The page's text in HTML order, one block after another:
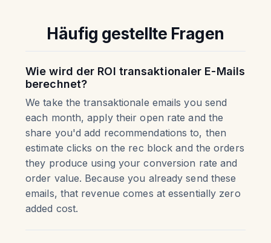
Häufig gestellte Fragen
Wie wird der ROI transaktionaler E-Mails
berechnet?
We take the transaktionale emails you send
each month, apply their open rate and the
share you'd add recommendations to, then
estimate clicks on the rec block and the orders
they produce using your conversion rate and
order value. Because you already send these
emails, that revenue comes at essentially zero
added cost.